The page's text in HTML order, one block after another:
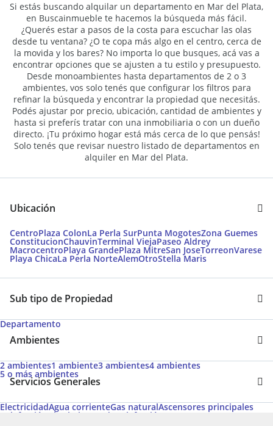
Si estás buscando alquilar un departamento en Mar del Plata,
en Buscainmueble te hacemos la búsqueda más fácil.
¿Querés estar a pasos de la costa para escuchar las olas
desde tu ventana? ¿O te copa más algo en el centro, cerca de
la movida y los bares? No importa lo que busques, acá vas a
encontrar opciones que se ajusten a tu estilo y presupuesto.
Desde monoambientes hasta departamentos de 2 o 3
ambientes, vos solo tenés que configurar los filtros para
refinar la búsqueda y encontrar la propiedad que necesitás.
Podés ajustar por precio, ubicación, cantidad de ambientes y
hasta si preferís tratar con una inmobiliaria o con un dueño
directo. ¡Tu próximo hogar está más cerca de lo que pensás!
Solo tenés que revisar nuestro listado de departamentos en
alquiler en Mar del Plata.
Ubicación
CentroPlaza ColonLa Perla SurPunta MogotesZona Guemes
ConstitucionChauvinTerminal ViejaPaseo Aldrey
MacrocentroPlaya GrandePlaza MitreSan JoseTorreonVarese
Playa ChicaLa Perla NorteAlemOtroStella Maris
Sub tipo de Propiedad
Departamento
Ambientes
2 ambientes1 ambiente3 ambientes4 ambientes
5 o más ambientes
Servicios Generales
ElectricidadAgua corrienteGas naturalAscensores principales
Calefacción tiro balanceado Calefacción